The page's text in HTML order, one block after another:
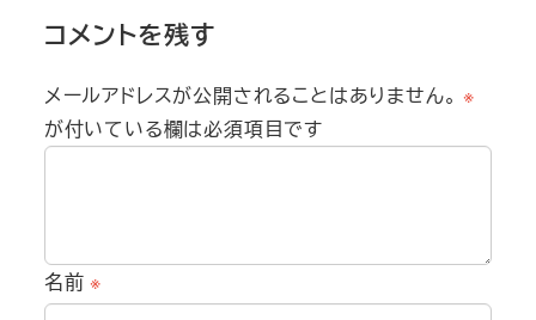
コメントを残す
メールアドレスが公開されることはありません。 ※
が付いている欄は必須項目です
名前※